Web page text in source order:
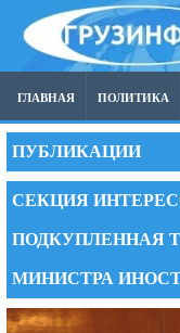
ГЛАВНАЯ ПОЛИТИКА
ПУБЛИКАЦИИ
СЕКЦИЯ
ПОДКУПЛЕННАЯ
МИНИСТРА